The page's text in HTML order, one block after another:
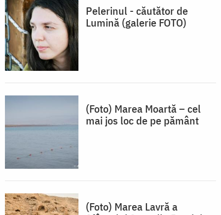
Pelerinul - căutător de
Lumină (galerie FOTO)
(Foto) Marea Moartă – cel
mai jos loc de pe pământ
(Foto) Marea Lavră a